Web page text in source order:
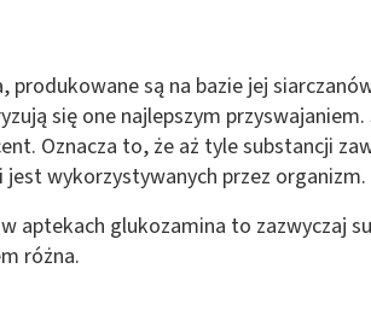
są na bazie jej
się one najlepszym przyswajaniem.
Oznacza to, że aż tyle substancji
wykorzystywanych przez organizm.
aptekach glukozamina to zazwyczaj
różna.